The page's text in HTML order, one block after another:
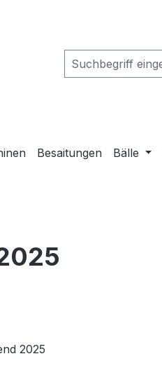
Besaitungen Bälle